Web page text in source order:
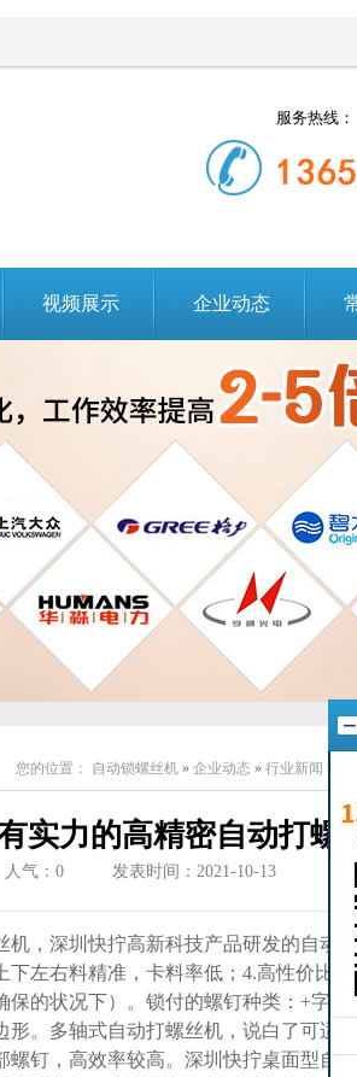
服务热线：
视频展示 企业动态
您的位置： 自动锁螺丝机 » 企业动态 » 行业新闻 »
实力的高精密自动打螺
人气： 0 发表时间：2021-10-13
机，深圳快拧高新科技产品研发的自动
下左右料精准，卡料率低；4.高性价比
的状况下）。锁付的螺钉种类：+字型
形。多轴式自动打螺丝机，说白了可适
螺钉，高效率较高。深圳快拧桌面型自